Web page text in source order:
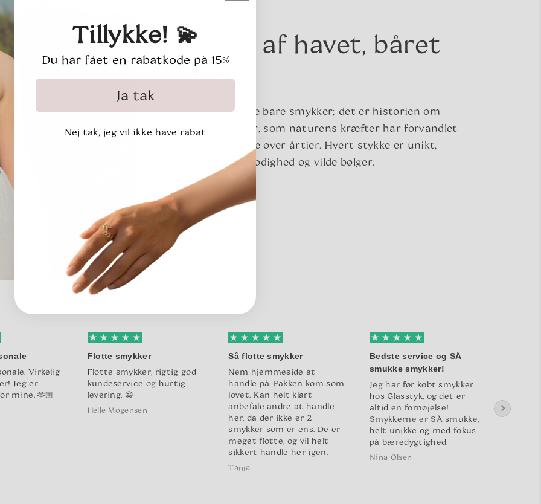
Slebet af havet, båret
af dig
Seaglass er ikke bare smykker; det er historien om
skarpe glasskår, som naturens kræfter har forvandlet
til matte skatte over årtier. Hvert stykke er unikt,
formet af tålmodighed og vilde bølger.
Virkelig
Jeg er
mine. 🫶🏼
Flotte smykker
Flotte smykker, rigtig god
kundeservice og hurtig
levering. 😀
Helle Mogensen
Så flotte smykker
Nem hjemmeside at
handle på. Pakken kom som
lovet. Kan helt klart
anbefale andre at handle
her, da der ikke er 2
smykker som er ens. De er
meget flotte, og vil helt
sikkert handle her igen.
Tanja
Bedste service og SÅ
smukke smykker!
Jeg har før købt smykker
hos Glasstyk, og det er
altid en fornøjelse!
Smykkerne er SÅ smukke,
helt unikke og med fokus
på bæredygtighed.
Nina Olsen
var fejl
Tillykke! 💫
Du har fået en rabatkode på 15%
Ja tak
Nej tak, jeg vil ikke have rabat